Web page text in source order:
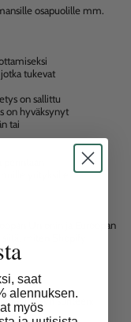
osapuolille mm.
tukevat
on sallittu
on hyväksynyt
tai
yrityksille
Unionin ja Euroopan
miten Shopify
pääsyn suhteen:
saat
alennuksen.
myös